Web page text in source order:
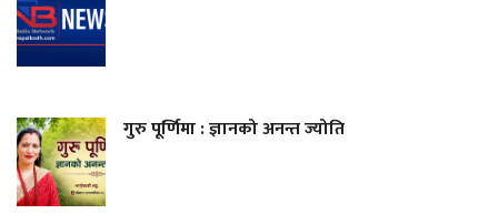
गुरु पूर्णिमा : ज्ञानको अनन्त ज्योति